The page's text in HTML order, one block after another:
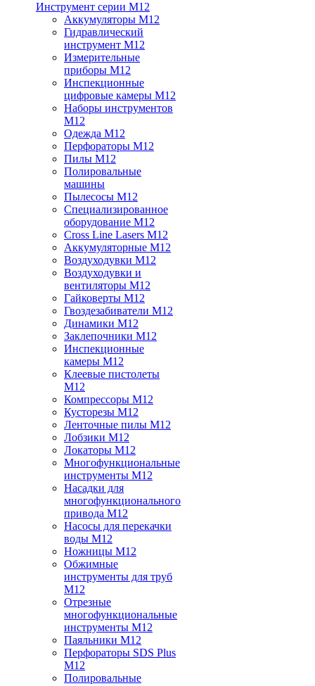
Инструмент серии M12
Аккумуляторы M12
Гидравлический
инструмент M12
Измерительные
приборы M12
Инспекционные
цифровые камеры M12
Наборы инструментов
M12
Одежда M12
Перфораторы M12
Пилы M12
Полировальные
машины
Пылесосы M12
Специализированное
оборудование M12
Cross Line Lasers M12
Аккумуляторные M12
Воздуходувки M12
Воздуходувки и
вентиляторы M12
Гайковерты M12
Гвоздезабиватели M12
Динамики M12
Заклепочники M12
Инспекционные
камеры M12
Клеевые пистолеты
M12
Компрессоры M12
Кусторезы M12
Ленточные пилы M12
Лобзики M12
Локаторы M12
Многофункциональные
инструменты M12
Насадки для
многофункционального
привода M12
Насосы для перекачки
воды M12
Ножницы M12
Обжимные
инструменты для труб
M12
Отрезные
многофункциональные
инструменты M12
Паяльники M12
Перфораторы SDS Plus
M12
Полировальные